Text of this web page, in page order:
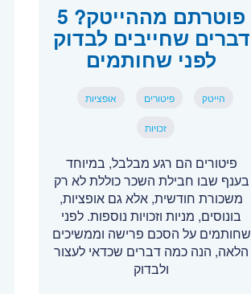
פוטרתם מההייטק? 5
דברים שחייבים לבדוק
לפני שחותמים
הייטק פיטורים אופציות
זכויות
פיטורים הם רגע מבלבל, במיוחד
בענף שבו חבילת השכר כוללת לא רק
משכורת חודשית, אלא גם אופציות,
בונוסים, מניות וזכויות נוספות. לפני
שחותמים על הסכם פרישה וממשיכים
הלאה, הנה כמה דברים שכדאי לעצור
ולבדוק